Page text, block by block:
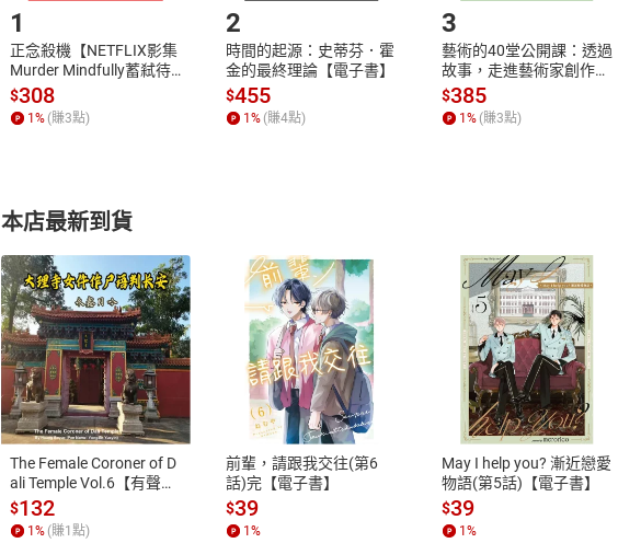
付款方式
ATM轉帳、信用卡、LINE PAY、AFTEE
退換貨規範
本店是否提供消費者保護法七日猶
之權利，遽消費者保護法及通訊交
除權合理例外情事適用準則，依商
質各有不同規定。詳細退換貨說明
照各商品說明。
1
正念殺機【NETFLIX影集
Murder Mindfully蓄弒待
發】【電子書】
$308
1 % (賺3點)
2
時間的起源：史蒂芬．霍
金的最終理論【電子書】
$455
1 % (賺4點)
3
藝術的40堂公開課：透過
故事，走進藝術家創作現
場，看藝術如何誕生、如
何形塑人類生活【電子
書】
$385
1 % (賺3點)
本店最新到貨
The Female Coroner of D
ali Temple Vol.6【有聲
書】
$132
1 % (賺1 點)
前輩，請跟我交往(第6
話)完【電子書】
$39
1 %
May I help you? 漸近戀愛
物語(第5話)【電子書】
$39
1 %